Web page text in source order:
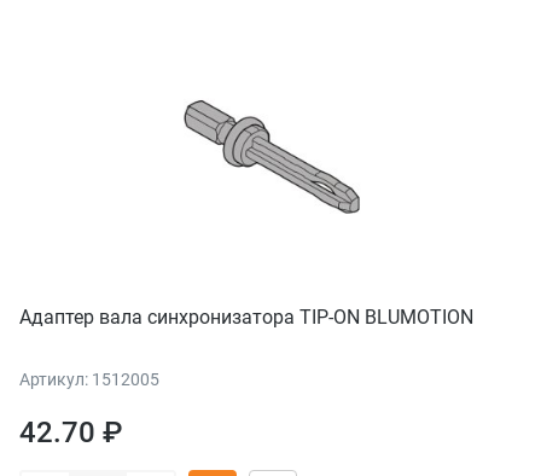
Адаптер вала синхронизатора TIP-ON BLUMOTION
Артикул: 1512005
42.70 ₽